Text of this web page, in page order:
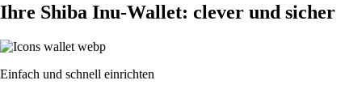
Ihre Shiba Inu-Wallet: clever und sicher
Einfach und schnell einrichten